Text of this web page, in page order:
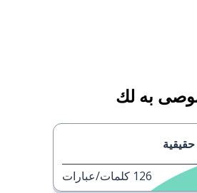
به لك
126 كلمات/عبارات